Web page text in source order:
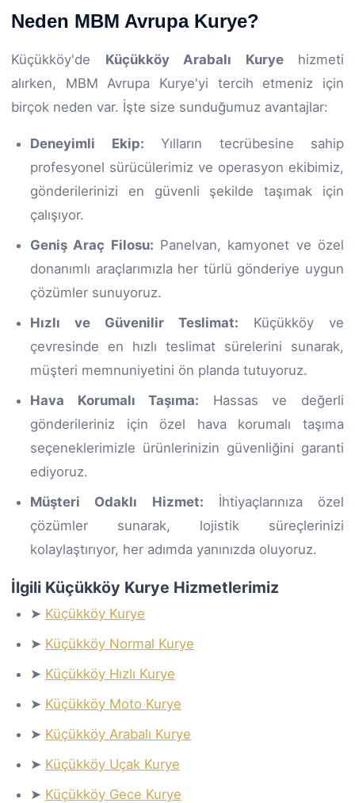
Neden MBM Avrupa Kurye?
Küçükköy'de Küçükköy Arabalı Kuryehizmeti
alırken, MBM Avrupa Kurye'yi tercih etmeniz için
birçok neden var. İşte size sunduğumuz avantajlar:
Deneyimli Ekip: Yılların tecrübesine sahip
profesyonel sürücülerimiz ve operasyon ekibimiz,
gönderilerinizi en güvenli şekilde taşımak için
çalışıyor.
Geniş Araç Filosu: Panelvan, kamyonet ve özel
donanımlı araçlarımızla her türlü gönderiye uygun
çözümler sunuyoruz.
Hızlı ve Güvenilir Teslimat: Küçükköy ve
çevresinde en hızlı teslimat sürelerini sunarak,
müşteri memnuniyetini ön planda tutuyoruz.
Hava Korumalı Taşıma: Hassas ve değerli
gönderileriniz için özel hava korumalı taşıma
seçeneklerimizle ürünlerinizin güvenliğini garanti
ediyoruz.
Müşteri Odaklı Hizmet: İhtiyaçlarınıza özel
çözümler sunarak, lojistik süreçlerinizi
kolaylaştırıyor, her adımda yanınızda oluyoruz.
İlgili Küçükköy Kurye Hizmetlerimiz
➤ Küçükköy Kurye
➤ Küçükköy Normal Kurye
➤ Küçükköy Hızlı Kurye
➤ Küçükköy Moto Kurye
➤ Küçükköy Arabalı Kurye
➤ Küçükköy Uçak Kurye
➤ Küçükköy Gece Kurye